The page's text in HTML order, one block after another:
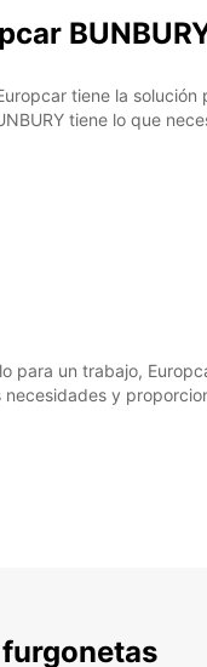
tiene la
tiene lo que
para un trabajo,
y